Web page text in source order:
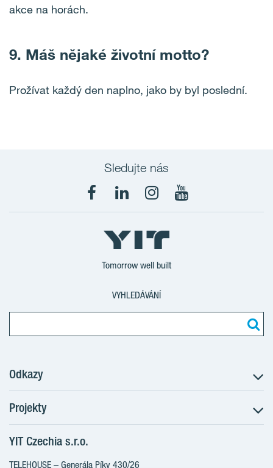
akce na horách.
9. Máš nějaké životní motto?
Prožívat každý den naplno, jako by byl poslední.
Sledujte nás
Tomorrow well built
VYHLEDÁVÁNÍ
Odkazy
Postup koupě
Klientské změny
Aktuality
Blog
Projekty
RANTA Barrandov III
RANTA Barrandov IV
YIT Czechia s.r.o.
TELEHOUSE – Generála Píky 430/26